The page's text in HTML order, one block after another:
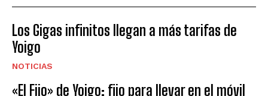
Los Gigas infinitos llegan a más tarifas de
Yoigo
NOTICIAS
«El Fijo» de Yoigo: fijo para llevar en el móvil